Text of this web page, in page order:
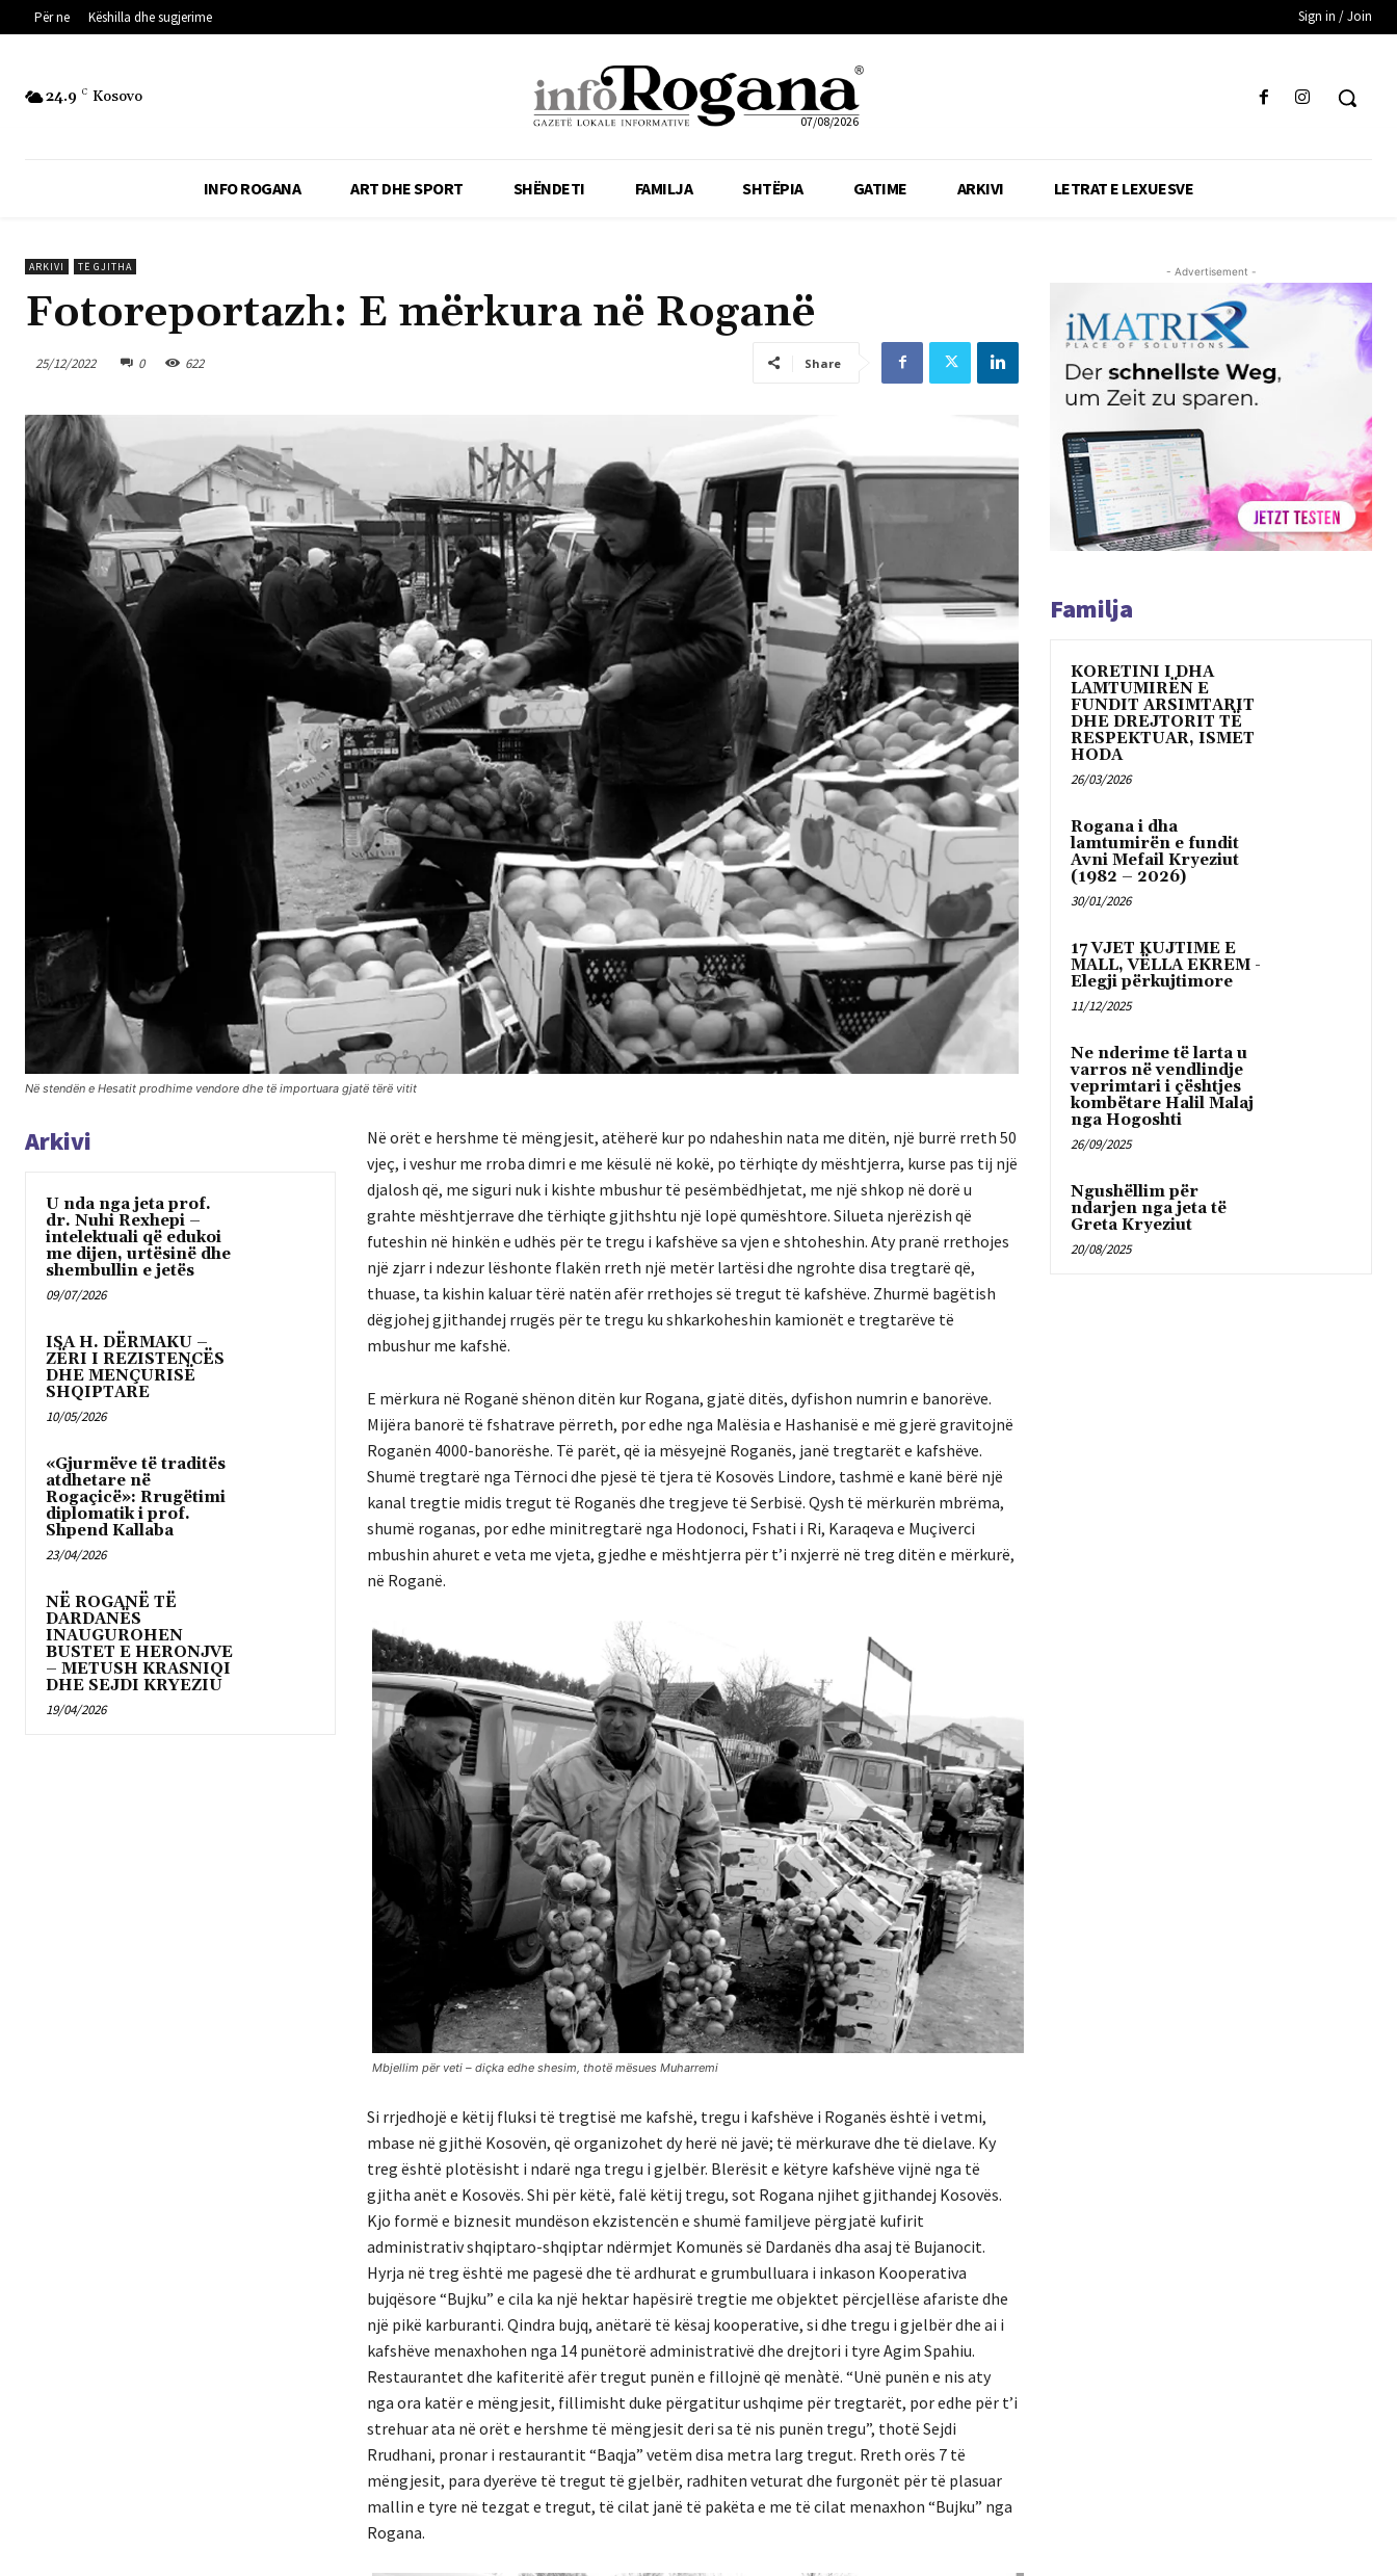
Për ne Këshilla dhe sugjerime Sign in / Join
24.9 C Kosovo
07/08/2026
INFO ROGANA ART DHE SPORT SHËNDETI FAMILJA SHTËPIA GATIME ARKIVI LETRAT E LEXUESVE
ARKIVI TË GJITHA
Fotoreportazh: E mërkura në Roganë
25/12/2022 0 622 Share
Në stendën e Hesatit prodhime vendore dhe të importuara gjatë tërë vitit
Arkivi
U nda nga jeta prof.
dr. Nuhi Rexhepi –
intelektuali që edukoi
me dijen, urtësinë dhe
shembullin e jetës
09/07/2026
ISA H. DËRMAKU –
ZËRI I REZISTENCËS
DHE MENÇURISË
SHQIPTARE
10/05/2026
«Gjurmëve të traditës
atdhetare në
Rogaçicë»: Rrugëtimi
diplomatik i prof.
Shpend Kallaba
23/04/2026
NË ROGANË TË
DARDANËS
INAUGUROHEN
BUSTET E HERONJVE
– METUSH KRASNIQI
DHE SEJDI KRYEZIU
19/04/2026
Në orët e hershme të mëngjesit, atëherë kur po ndaheshin nata me ditën, një burrë rreth 50
vjeç, i veshur me rroba dimri e me kësulë në kokë, po tërhiqte dy mështjerra, kurse pas tij një
djalosh që, me siguri nuk i kishte mbushur të pesëmbëdhjetat, me një shkop në dorë u
grahte mështjerrave dhe tërhiqte gjithshtu një lopë qumështore. Silueta njerëzish që
futeshin në hinkën e udhës për te tregu i kafshëve sa vjen e shtoheshin. Aty pranë rrethojes
një zjarr i ndezur lëshonte flakën rreth një metër lartësi dhe ngrohte disa tregtarë që,
thuase, ta kishin kaluar tërë natën afër rrethojes së tregut të kafshëve. Zhurmë bagëtish
dëgjohej gjithandej rrugës për te tregu ku shkarkoheshin kamionët e tregtarëve të
mbushur me kafshë.
E mërkura në Roganë shënon ditën kur Rogana, gjatë ditës, dyfishon numrin e banorëve.
Mijëra banorë të fshatrave përreth, por edhe nga Malësia e Hashanisë e më gjerë gravitojnë
Roganën 4000-banorëshe. Të parët, që ia mësyejnë Roganës, janë tregtarët e kafshëve.
Shumë tregtarë nga Tërnoci dhe pjesë të tjera të Kosovës Lindore, tashmë e kanë bërë një
kanal tregtie midis tregut të Roganës dhe tregjeve të Serbisë. Qysh të mërkurën mbrëma,
shumë roganas, por edhe minitregtarë nga Hodonoci, Fshati i Ri, Karaqeva e Muçiverci
mbushin ahuret e veta me vjeta, gjedhe e mështjerra për t’i nxjerrë në treg ditën e mërkurë,
në Roganë.
Mbjellim për veti – diçka edhe shesim, thotë mësues Muharremi
Si rrjedhojë e këtij fluksi të tregtisë me kafshë, tregu i kafshëve i Roganës është i vetmi,
mbase në gjithë Kosovën, që organizohet dy herë në javë; të mërkurave dhe të dielave. Ky
treg është plotësisht i ndarë nga tregu i gjelbër. Blerësit e këtyre kafshëve vijnë nga të
gjitha anët e Kosovës. Shi për këtë, falë këtij tregu, sot Rogana njihet gjithandej Kosovës.
Kjo formë e biznesit mundëson ekzistencën e shumë familjeve përgjatë kufirit
administrativ shqiptaro-shqiptar ndërmjet Komunës së Dardanës dha asaj të Bujanocit.
Hyrja në treg është me pagesë dhe të ardhurat e grumbulluara i inkason Kooperativa
bujqësore “Bujku” e cila ka një hektar hapësirë tregtie me objektet përcjellëse afariste dhe
një pikë karburanti. Qindra bujq, anëtarë të kësaj kooperative, si dhe tregu i gjelbër dhe ai i
kafshëve menaxhohen nga 14 punëtorë administrativë dhe drejtori i tyre Agim Spahiu.
Restaurantet dhe kafiteritë afër tregut punën e fillojnë që menàtë. “Unë punën e nis aty
nga ora katër e mëngjesit, fillimisht duke përgatitur ushqime për tregtarët, por edhe për t’i
strehuar ata në orët e hershme të mëngjesit deri sa të nis punën tregu”, thotë Sejdi
Rrudhani, pronar i restaurantit “Baqja” vetëm disa metra larg tregut. Rreth orës 7 të
mëngjesit, para dyerëve të tregut të gjelbër, radhiten veturat dhe furgonët për të plasuar
mallin e tyre në tezgat e tregut, të cilat janë të pakëta e me të cilat menaxhon “Bujku” nga
Rogana.
- Advertisement -
Familja
KORETINI I DHA
LAMTUMIRËN E
FUNDIT ARSIMTARIT
DHE DREJTORIT TË
RESPEKTUAR, ISMET
HODA
26/03/2026
Rogana i dha
lamtumirën e fundit
Avni Mefail Kryeziut
(1982 – 2026)
30/01/2026
17 VJET KUJTIME E
MALL, VËLLA EKREM -
Elegji përkujtimore
11/12/2025
Ne nderime të larta u
varros në vendlindje
veprimtari i çështjes
kombëtare Halil Malaj
nga Hogoshti
26/09/2025
Ngushëllim për
ndarjen nga jeta të
Greta Kryeziut
20/08/2025